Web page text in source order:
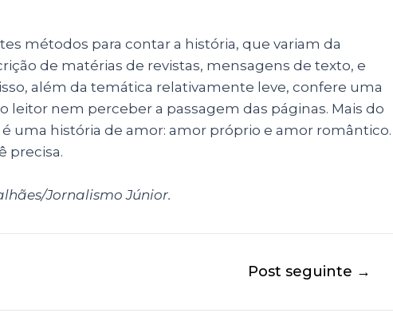
métodos para contar a história, que variam da
de matérias de revistas, mensagens de texto, e
além da temática relativamente leve, confere uma
leitor nem perceber a passagem das páginas. Mais do
é uma história de amor: amor próprio e amor romântico.
precisa.
Jornalismo Júnior.
Post seguinte →